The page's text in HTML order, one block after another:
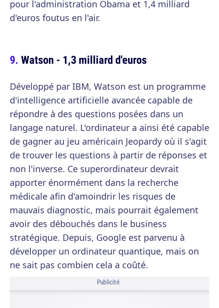
pour l'administration Obama et 1,4 milliard
d'euros foutus en l'air.
Watson - 1,3 milliard d'euros
Développé par IBM, Watson est un programme
d'intelligence artificielle avancée capable de
répondre à des questions posées dans un
langage naturel. L'ordinateur a ainsi été capable
de gagner au jeu américain Jeopardy où il s'agit
de trouver les questions à partir de réponses et
non l'inverse. Ce superordinateur devrait
apporter énormément dans la recherche
médicale afin d'amoindrir les risques de
mauvais diagnostic, mais pourrait également
avoir des débouchés dans le business
stratégique. Depuis, Google est parvenu à
développer un ordinateur quantique, mais on
ne sait pas combien cela a coûté.
Publicité